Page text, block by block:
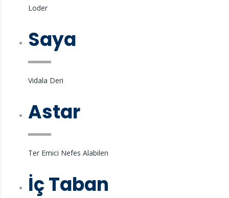
Loder
Saya
Vidala Deri
Astar
Ter Emici Nefes Alabilen
İç Taban